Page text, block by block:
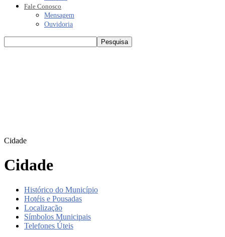
Fale Conosco
Mensagem
Ouvidoria
Cidade
Cidade
Histórico do Município
Hotéis e Pousadas
Localização
Símbolos Municipais
Telefones Úteis